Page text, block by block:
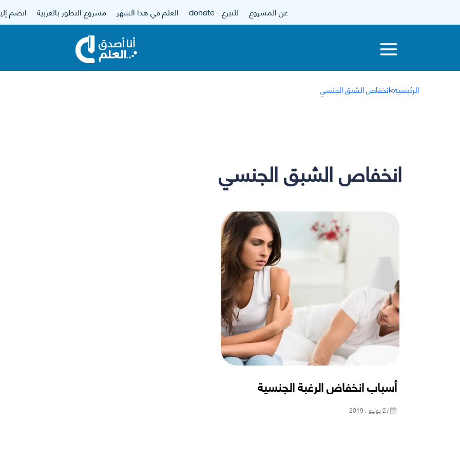
عن المشروع للتبرع - donate العلم في هذا الشهر مشروع التطور بالعربية انضم
الرئيسية>انخفاص الشبق الجنسي
انخفاص الشبق الجنسي
أسباب انخفاض الرغبة الجنسية
27 يوليو ، 2019